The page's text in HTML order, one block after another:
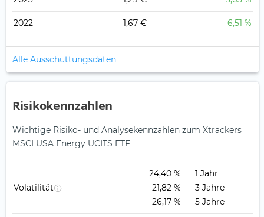
2022 1,67 € 6,51 %
Alle Ausschüttungsdaten
Risikokennzahlen
Wichtige Risiko- und Analysekennzahlen zum Xtrackers
MSCI USA Energy UCITS ETF
Volatilität
24,40 %
1 Jahr
21,82 %
3 Jahre
26,17 %
5 Jahre